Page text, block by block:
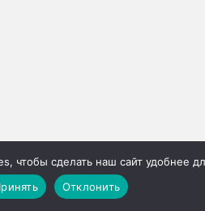
чтобы сделать наш сайт удобнее
Отклонить